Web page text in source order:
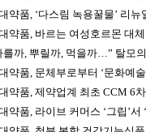
약품, ‘다스림 녹용꿀물’ 리뉴
약품, 바르는 여성호르몬 대
를까, 뿌릴까, 먹을까…” 탈모
약품, 문체부로부터 ‘문화예
약품, 제약업계 최초 CCM 6
약품, 라이브 커머스 ‘그립’서